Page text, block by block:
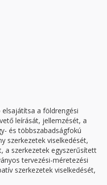
a földrengési
leírását, jellemzését, a
és többszabadságfokú
szerkezetek viselkedését,
a szerkezetek egyszerűsített
tervezési-méretezési
szerkezetek viselkedését,